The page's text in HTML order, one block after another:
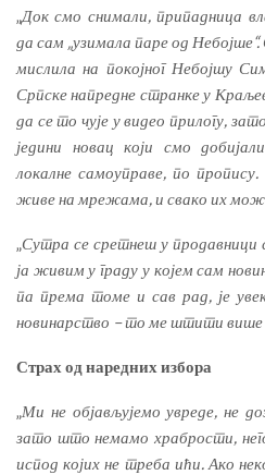
„Док смо снимали, припадница
да сам „узимала пареод Небојше“.
мислила на покојног Небојшу
Српске напредне странке у
да сеточује у видео прилогу,
једини новац који смо добијал
локалне самоуправе, по пропису.
живе на мрежама, и свако их
„Сутра се сретнеш у продавници
ја живим у граду у којем сам
па према томе и сав рад, је
новинарство –то ме штити више
Страх од наредних избора
„Ми не објављујемо увреде, не
зато што немамо храбрости,
испод којих не треба ићи. Ако